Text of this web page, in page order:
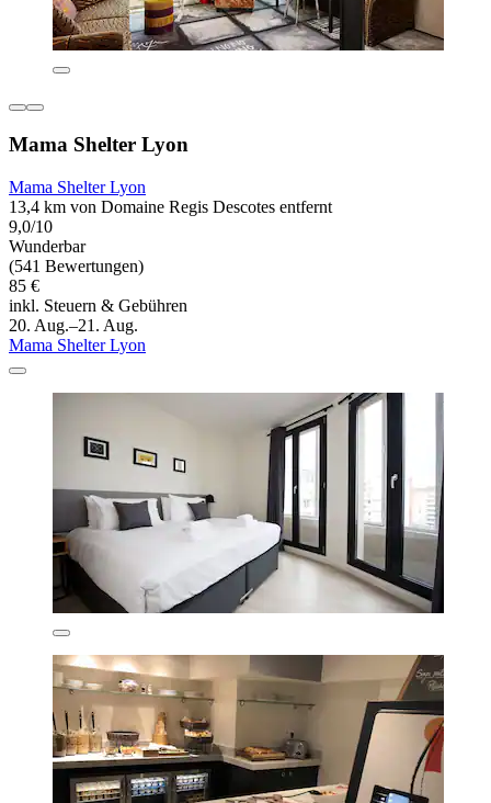
Mama Shelter Lyon
Mama Shelter Lyon
13,4 km von Domaine Regis Descotes entfernt
9,0/10
Wunderbar
(541 Bewertungen)
85 €
inkl. Steuern & Gebühren
20. Aug.–21. Aug.
Mama Shelter Lyon